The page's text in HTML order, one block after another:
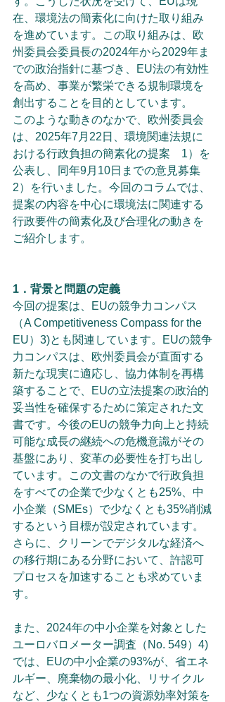
在、環境法の簡素化に向けた取り組み
を進めています。この取り組みは、欧
州委員会委員長の2024年から2029年ま
での政治指針に基づき、EU法の有効性
を高め、事業が繁栄できる規制環境を
創出することを目的としています。
このような動きのなかで、欧州委員会
は、2025年7月22日、環境関連法規に
おける行政負担の簡素化の提案　1）を
公表し、同年9月10日までの意見募集
2）を行いました。今回のコラムでは、
提案の内容を中心に環境法に関連する
行政要件の簡素化及び合理化の動きを
ご紹介します。
1．背景と問題の定義
今回の提案は、EUの競争力コンパス
（A Competitiveness Compass for the
EU）3)とも関連しています。EUの競争
力コンパスは、欧州委員会が直面する
新たな現実に適応し、協力体制を再構
築することで、EUの立法提案の政治的
妥当性を確保するために策定された文
書です。今後のEUの競争力向上と持続
可能な成長の継続への危機意識がその
基盤にあり、変革の必要性を打ち出し
ています。この文書のなかで行政負担
をすべての企業で少なくとも25%、中
小企業（SMEs）で少なくとも35%削減
するという目標が設定されています。
さらに、クリーンでデジタルな経済へ
の移行期にある分野において、許認可
プロセスを加速することも求めていま
す。
また、2024年の中小企業を対象とした
ユーロバロメーター調査（No. 549）4)
では、EUの中小企業の93%が、省エネ
ルギー、廃棄物の最小化、リサイクル
など、少なくとも1つの資源効率対策を